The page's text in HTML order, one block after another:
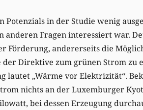
Potenzials in der Studie wenig
anderen Fragen interessiert war.
Förderung, andererseits die
Direktive zum grünen Strom zu
lautet „Wärme vor Elektrizität“.
nichts an der Luxemburger
bei dessen Erzeugung